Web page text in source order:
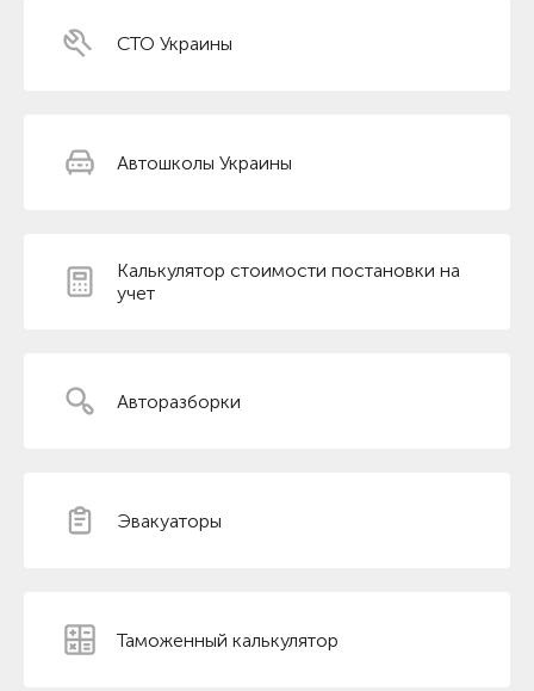
СТО Украины
Автошколы Украины
Калькулятор стоимости постановки на
учет
Авторазборки
Эвакуаторы
Таможенный калькулятор